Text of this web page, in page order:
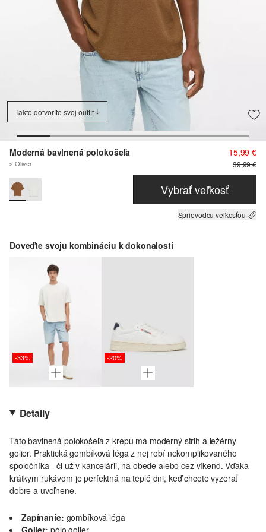
Takto dotvoríte svoj outfit
Moderná bavlnená polokošeľa
s.Oliver
15,99 €
39,99 €
Vybrať veľkosť
Sprievodcu veľkosťou
Doveďte svoju kombináciu k dokonalosti
-33% -20%
Detaily
Táto bavlnená polokošeľa z krepu má moderný strih a ležérny
golier. Praktická gombíková léga z nej robí nekomplikovaného
spoločníka - či už v kancelárii, na obede alebo cez víkend. Vďaka
krátkym rukávom je perfektná na teplé dni, keď chcete vyzerať
dobre a uvoľnene.
Zapínanie: gombíková léga
Golier: pólo golier